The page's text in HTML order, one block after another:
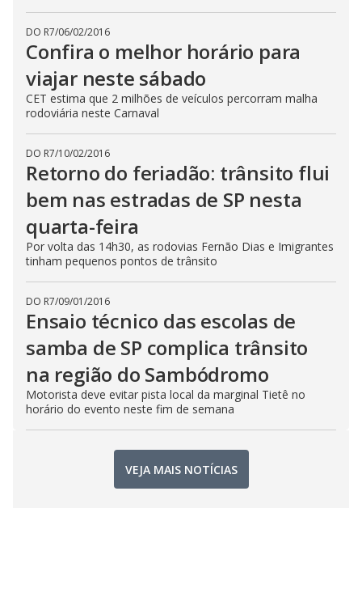
DO R7/06/02/2016
Confira o melhor horário para
viajar neste sábado
CET estima que 2 milhões de veículos percorram malha
rodoviária neste Carnaval
DO R7/10/02/2016
Retorno do feriadão: trânsito flui
bem nas estradas de SP nesta
quarta-feira
Por volta das 14h30, as rodovias Fernão Dias e Imigrantes
tinham pequenos pontos de trânsito
DO R7/09/01/2016
Ensaio técnico das escolas de
samba de SP complica trânsito
na região do Sambódromo
Motorista deve evitar pista local da marginal Tietê no
horário do evento neste fim de semana
VEJA MAIS NOTÍCIAS